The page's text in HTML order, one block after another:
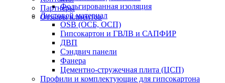
Партнеры
Отзывы клиентов
Фольгированная изоляция
Листовой материал
OSB (ОСБ, ОСП)
Гипсокартон и ГВЛВ и САПФИР
ДВП
Сэндвич панели
Фанера
Цементно-стружечная плита (ЦСП)
Профили и комплектующие для гипсокартона